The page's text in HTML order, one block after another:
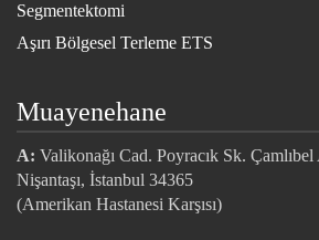
Segmentektomi
Aşırı Bölgesel Terleme ETS
Muayenehane
A: Valikonağı Cad. Poyracık Sk.
Nişantaşı, İstanbul 34365
(Amerikan Hastanesi Karşısı)